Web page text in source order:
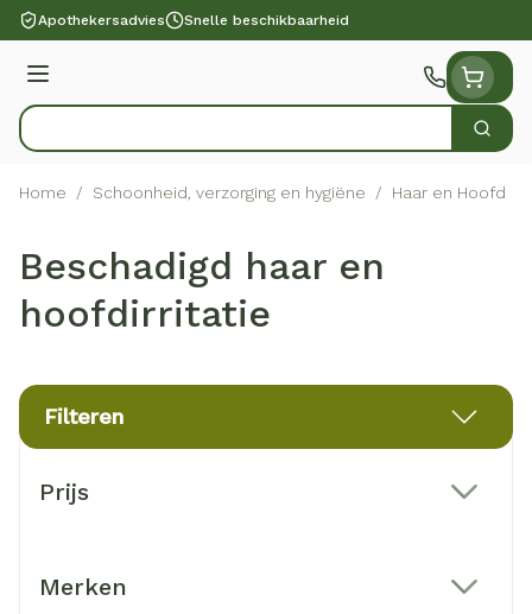
Ga naar de inhoud
Apothekersadvies Snelle beschikbaarheid
Menu
Product, merk, categorie... Zoek
Home / Schoonheid, verzorging en hygiëne / Haar en Hoofd
Beschadigd haar en
hoofdirritatie
Filteren
Prijs
Merken